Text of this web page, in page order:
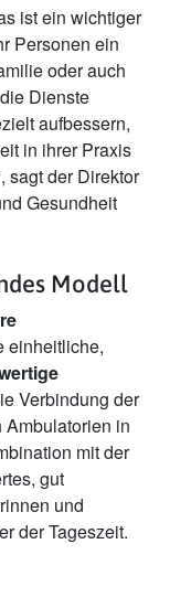
ist ein wichtiger
Personen ein
oder auch
Dienste
aufbessern,
in ihrer Praxis
sagt der Direktor
Gesundheit
Modell
einheitliche,
Verbindung der
Ambulatorien in
mit der
gut
und
der Tageszeit.